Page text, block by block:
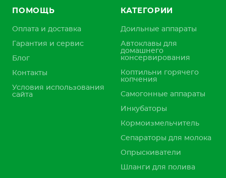
ПОМОЩЬ
Оплата и доставка
Гарантия и сервис
Блог
Контакты
Условия использования
сайта
КАТЕГОРИИ
Доильные аппараты
Автоклавы для
домашнего
консервирования
Коптильни горячего
копчения
Самогонные аппараты
Инкубаторы
Кормоизмельчитель
Сепараторы для молока
Опрыскиватели
Шланги для полива